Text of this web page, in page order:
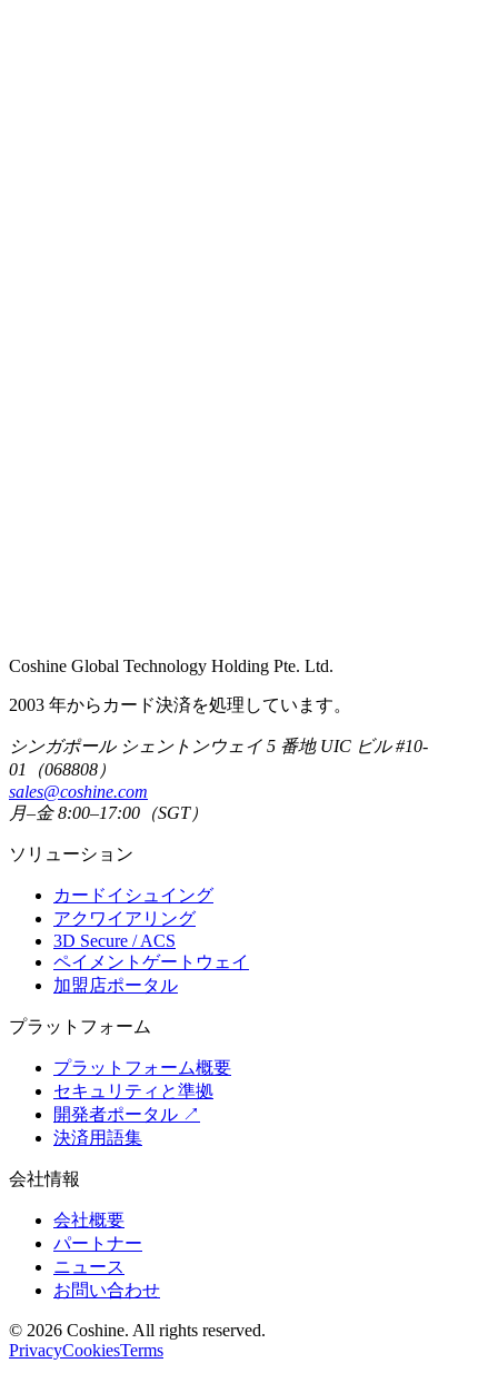
Coshine Global Technology Holding Pte. Ltd.
2003 年からカード決済を処理しています。
シンガポール シェントンウェイ 5 番地 UIC ビル #10-
01（068808）
sales@coshine.com
月–金 8:00–17:00（SGT）
ソリューション
カードイシュイング
アクワイアリング
3D Secure / ACS
ペイメントゲートウェイ
加盟店ポータル
プラットフォーム
プラットフォーム概要
セキュリティと準拠
開発者ポータル ↗
決済用語集
会社情報
会社概要
パートナー
ニュース
お問い合わせ
© 2026 Coshine. All rights reserved.
PrivacyCookiesTerms